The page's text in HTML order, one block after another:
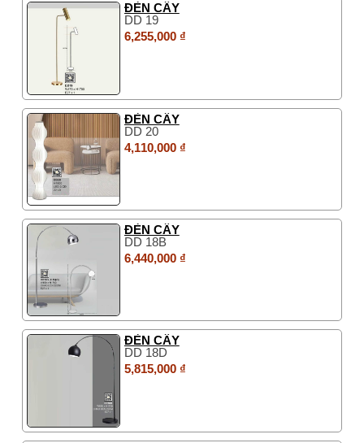
ĐÈN CÂY
DD 19
6,255,000 ₫
ĐÈN CÂY
DD 20
4,110,000 ₫
ĐÈN CÂY
DD 18B
6,440,000 ₫
ĐÈN CÂY
DD 18D
5,815,000 ₫